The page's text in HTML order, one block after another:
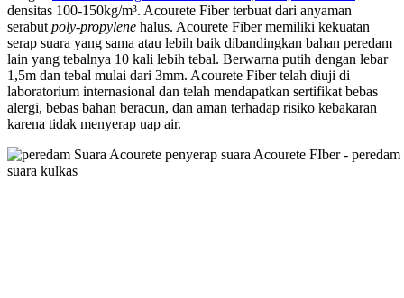
densitas 100-150kg/m³. Acourete Fiber terbuat dari anyaman
serabut poly-propylene halus. Acourete Fiber memiliki kekuatan
serap suara yang sama atau lebih baik dibandingkan bahan peredam
lain yang tebalnya 10 kali lebih tebal. Berwarna putih dengan lebar
1,5m dan tebal mulai dari 3mm. Acourete Fiber telah diuji di
laboratorium internasional dan telah mendapatkan sertifikat bebas
alergi, bebas bahan beracun, dan aman terhadap risiko kebakaran
karena tidak menyerap uap air.